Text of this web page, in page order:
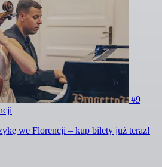
#9
we Florencji – kup bilety już teraz!